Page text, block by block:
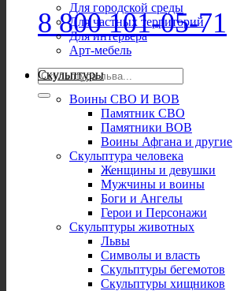
8 800 101-05-71
Искать:
Для городской среды
Для частных территорий
Для интерьера
Арт-мебель
Скульптуры
Воины СВО И ВОВ
Памятник СВО
Памятники ВОВ
Воины Афгана и другие
Скульптура человека
Женщины и девушки
Мужчины и воины
Боги и Ангелы
Герои и Персонажи
Скульптуры животных
Львы
Символы и власть
Скульптуры бегемотов
Скульптуры хищников